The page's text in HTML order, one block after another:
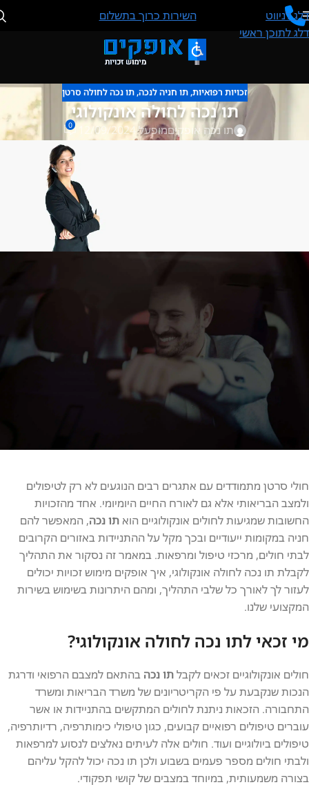
דלג לניווט
דלג לתוכן ראשי
השירות כרוך בתשלום
זכויות רפואיות,תו חניה לנכה,תו נכה לחולה סרטן
תו נכה לחולה אונקולוגי
תו נכה אופקיםמופעל 12/09/2024 0
באופן מיידי
השאר/י פרטים
אופקים הינה גוף פרטי
השירות כרוך בתשלום
הנפקת תג נכה בתשלום בקלות ובמהירות
התקשרו עכשיו 050-9693837
חולי סרטן מתמודדים עם אתגרים רבים הנוגעים לא רק לטיפולים
ולמצב הבריאותי אלא גם לאורח החיים היומיומי. אחד מהזכויות
החשובות שמגיעות לחולים אונקולוגיים הוא תו נכה, המאפשר להם
חניה במקומות ייעודיים ובכך מקל על ההתניידות באזורים הקרובים
לבתי חולים, מרכזי טיפול ומרפאות. במאמר זה נסקור את התהליך
לקבלת תו נכה לחולה אונקולוגי, איך אופקים מימוש זכויות יכולים
לעזור לך לאורך כל שלבי התהליך, ומהם היתרונות בשימוש בשירות
המקצועי שלנו.
מי זכאי לתו נכה לחולה אונקולוגי?
חולים אונקולוגיים זכאים לקבלתו נכה בהתאם למצבם הרפואי ודרגת
הנכות שנקבעת על פי הקריטריונים של משרד הבריאות ומשרד
התחבורה. הזכאות ניתנת לחולים המתקשים בהתניידות או אשר
עוברים טיפולים רפואיים קבועים, כגון טיפולי כימותרפיה, רדיותרפיה,
טיפולים ביולוגיים ועוד. חולים אלה לעיתים נאלצים לנסוע למרפאות
ולבתי חולים מספר פעמים בשבוע ולכן תו נכה יכול להקל עליהם
בצורה משמעותית, במיוחד במצבים של קושי תפקודי.